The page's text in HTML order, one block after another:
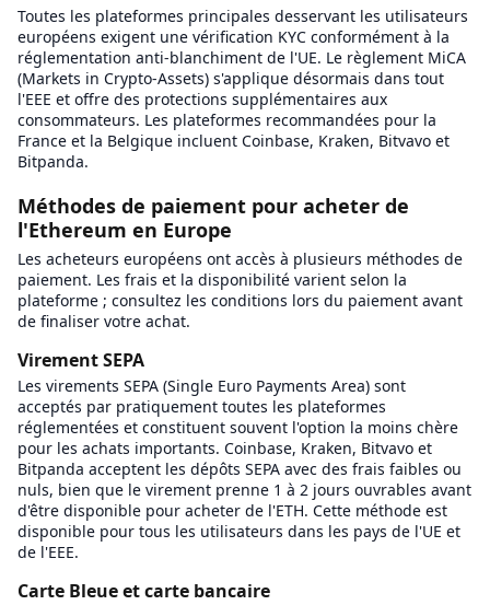
Toutes les plateformes principales desservant les utilisateurs
européens exigent une vérification KYC conformément à la
réglementation anti-blanchiment de l'UE. Le règlement MiCA
(Markets in Crypto-Assets) s'applique désormais dans tout
l'EEE et offre des protections supplémentaires aux
consommateurs. Les plateformes recommandées pour la
France et la Belgique incluent Coinbase, Kraken, Bitvavo et
Bitpanda.
Méthodes de paiement pour acheter de
l'Ethereum en Europe
Les acheteurs européens ont accès à plusieurs méthodes de
paiement. Les frais et la disponibilité varient selon la
plateforme ; consultez les conditions lors du paiement avant
de finaliser votre achat.
Virement SEPA
Les virements SEPA (Single Euro Payments Area) sont
acceptés par pratiquement toutes les plateformes
réglementées et constituent souvent l'option la moins chère
pour les achats importants. Coinbase, Kraken, Bitvavo et
Bitpanda acceptent les dépôts SEPA avec des frais faibles ou
nuls, bien que le virement prenne 1 à 2 jours ouvrables avant
d'être disponible pour acheter de l'ETH. Cette méthode est
disponible pour tous les utilisateurs dans les pays de l'UE et
de l'EEE.
Carte Bleue et carte bancaire